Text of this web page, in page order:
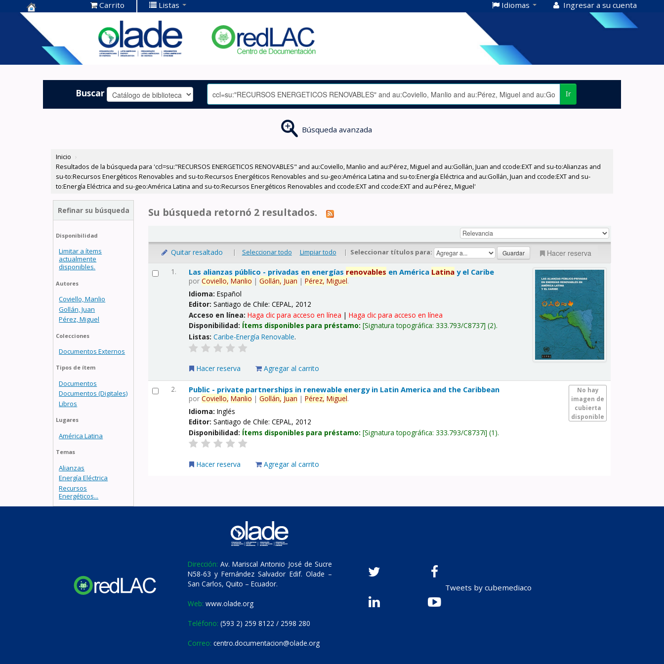
Centro de
Documentación
OLADE -
Carrito Listas Idiomas Ingresar a su cuenta
Buscar Ir
Búsqueda avanzada
Inicio ›
Resultados de la búsqueda para 'ccl=su:"RECURSOS ENERGETICOS RENOVABLES" and au:Coviello, Manlio and au:Pérez, Miguel and au:Gollán, Juan and ccode:EXT and su-to:Alianzas and
su-to:Recursos Energéticos Renovables and su-to:Recursos Energéticos Renovables and su-geo:América Latina and su-to:Energía Eléctrica and au:Gollán, Juan and ccode:EXT and su-
to:Energía Eléctrica and su-geo:América Latina and su-to:Recursos Energéticos Renovables and ccode:EXT and ccode:EXT and au:Pérez, Miguel'
Refinar su búsqueda
Disponibilidad
Limitar a ítems
actualmente
disponibles.
Autores
Coviello, Manlio
Gollán, Juan
Pérez, Miguel
Colecciones
Documentos Externos
Tipos de ítem
Documentos
Documentos (Digitales)
Libros
Lugares
América Latina
Temas
Alianzas
Energía Eléctrica
Recursos
Energéticos...
Su búsqueda retornó 2 resultados.
Quitar resaltado | Seleccionar todo Limpiar todo | Seleccionar títulos para: Hacer reserva
1. Las alianzas público - privadas en energías renovables en América Latina y el Caribe
porCoviello, Manlio |Gollán, Juan |Pérez, Miguel.
Idioma:Español
Editor:Santiago de Chile: CEPAL, 2012
Acceso en línea:Haga clic para acceso en línea |Haga clic para acceso en línea
Disponibilidad: Ítems disponibles para préstamo: Signatura topográfica:333.793/C8737 (2).
Listas: Caribe-Energía Renovable.
Hacer reserva Agregar al carrito
2.
No hay
imagen de
cubierta
disponible
Public - private partnerships in renewable energy in Latin America and the Caribbean
porCoviello, Manlio |Gollán, Juan |Pérez, Miguel.
Idioma:Inglés
Editor:Santiago de Chile: CEPAL, 2012
Disponibilidad: Ítems disponibles para préstamo: Signatura topográfica:333.793/C8737i (1).
Hacer reserva Agregar al carrito
Dirección: Av. Mariscal Antonio José de Sucre
N58-63 y Fernández Salvador Edif. Olade –
San Carlos, Quito – Ecuador.
Web: www.olade.org
Teléfono: (593 2) 259 8122 / 2598 280
Correo: centro.documentacion@olade.org
Tweets by cubemediaco